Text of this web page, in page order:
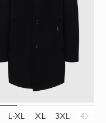
L-XL XL 3XL 4XL